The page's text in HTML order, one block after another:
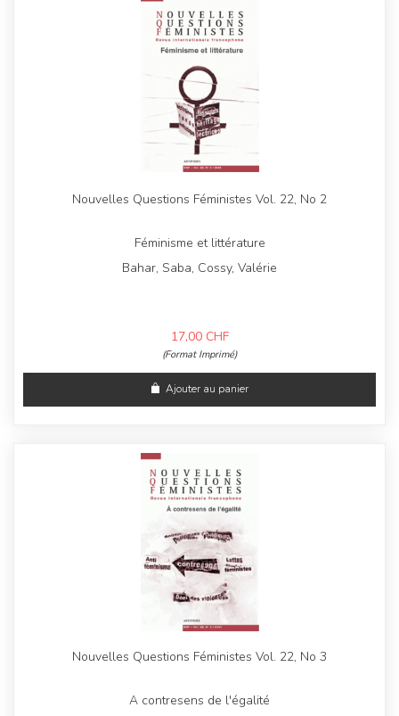
Nouvelles Questions Féministes Vol. 22, No 2
Féminisme et littérature
Bahar, Saba, Cossy, Valérie
17,00 CHF
(Format Imprimé)
Ajouter au panier
Nouvelles Questions Féministes Vol. 22, No 3
A contresens de l'égalité